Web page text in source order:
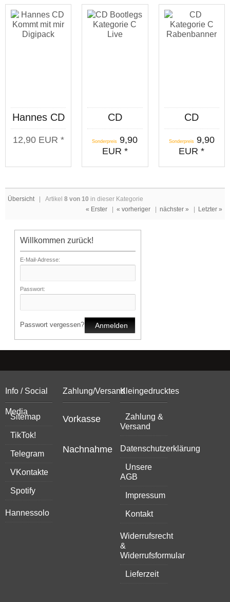
krempelt
die Ärmel
hoch"
Hannes CD
"Kommt mit
mir"
12,90 EUR *
CD
"Bootlegs"
Kategorie C
"Live"
Sonderpreis 9,90
EUR *
CD
Kategorie C
Sonderpreis9,90
EUR *
Übersicht| Artikel 8 von 10 in dieser Kategorie
« Erster
« vorheriger nächster » Letzter »
Willkommen zurück!
E-Mail-Adresse:
Passwort:
Passwort vergessen? Anmelden
Info / Social
Media
Sitemap
TikTok!
Telegram
VKontakte
Spotify
Hannessolo
Zahlung/Versand
Vorkasse
Nachnahme
Kleingedrucktes
Zahlung &
Versand
Datenschutzerklärung
Unsere
AGB
Impressum
Kontakt
Widerrufsrecht
&
Widerrufsformular
Lieferzeit